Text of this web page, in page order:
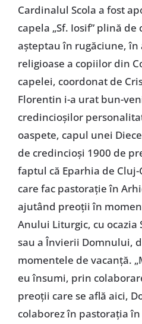
Cardinalul Scola a fost
capela „Sf. Iosif” plină
aşteptau în rugăciune,
religioase a copiilor din
capelei, coordonat de
Florentin i-a urat bun-
credincioşilor
oaspete, capul unei
de credincioşi 1900 de
faptul că Eparhia de
care fac pastoraţie în
ajutând preoţii în
Anului Liturgic, cu
sau a Învierii Domnului,
momentele de vacanţă.
eu însumi, prin
preoţii care se află aici,
colaborez în pastoraţia